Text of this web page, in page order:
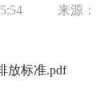
来源：
放标准.pdf